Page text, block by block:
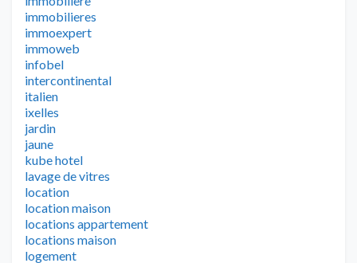
immobilieres
immoexpert
immoweb
infobel
intercontinental
italien
ixelles
jardin
jaune
kube hotel
lavage de vitres
location
location maison
locations appartement
locations maison
logement